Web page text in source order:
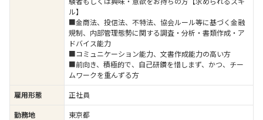
ル】
■金商法、投信法、不特法、協会ルール等に基づく金融
規制、内部管理態勢に関する調査・分析・書類作成・ア
ドバイス能力
■コミュニケーション能力、文書作成能力の高い方
■前向き、積極的で、自己研鑽を惜しまず、かつ、チー
ムワークを重んずる方
雇用形態
正社員
勤務地
東京都